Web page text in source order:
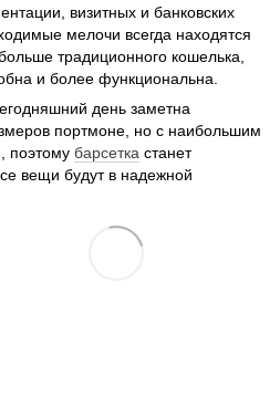
визитных и банковских
мелочи всегда находятся
традиционного кошелька,
и более функциональна.
день заметна
портмоне, но с наибольшим
поэтому барсетка станет
вещи будут в надежной